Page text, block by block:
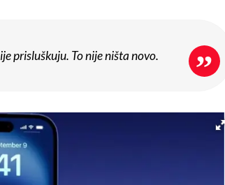
prisluškuju. To nije ništa novo.